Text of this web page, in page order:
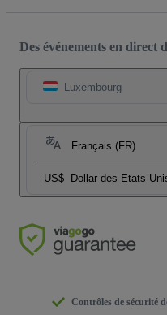
Des événements en direct
Luxembourg
Français (FR)
US$ Dollar des Etats-
Contrôles de sécurité